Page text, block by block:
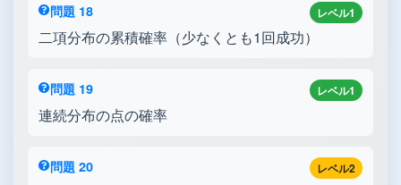
レベル1
問題 18
二項分布の累積確率（少なくとも1回成功）
レベル1
問題 19
連続分布の点の確率
レベル2
問題 20